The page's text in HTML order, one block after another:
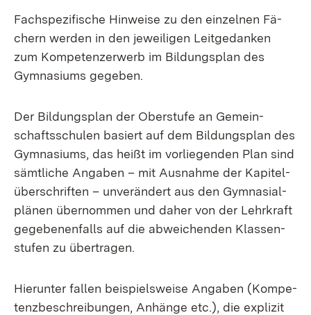
Fach­spe­zi­fi­sche Hin­wei­se zu den ein­zel­nen Fä­
chern wer­den in den je­wei­li­gen Leit­ge­dan­ken
zum Kom­pe­ten­z­er­werb im Bil­dungs­plan des
Gym­na­si­ums ge­ge­ben.
Der Bil­dungs­plan der Ober­stu­fe an Ge­mein­
schafts­schu­len ba­siert auf dem Bil­dungs­plan des
Gym­na­si­ums, das heißt im vor­lie­gen­den Plan sind
sämt­li­che An­ga­ben – mit Aus­nah­me der Ka­pi­tel­
über­schrif­ten – un­ver­än­dert aus den Gym­na­si­al­
plä­nen über­nom­men und da­her von der Lehr­kraft
ge­ge­be­nen­falls auf die ab­wei­chen­den Klas­sen­
stu­fen zu über­tra­gen.
Hier­un­ter fal­len bei­spiels­wei­se An­ga­ben (Kom­pe­
tenz­be­schrei­bun­gen, An­hän­ge etc.), die ex­pli­zit